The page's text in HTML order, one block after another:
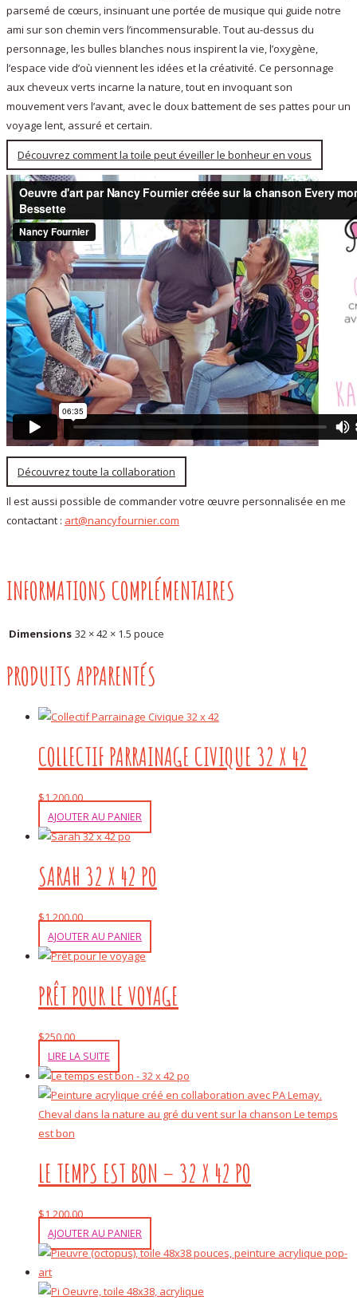
parsemé de cœurs, insinuant une portée de musique qui guide notre
ami sur son chemin vers l’incommensurable. Tout au-dessus du
personnage, les bulles blanches nous inspirent la vie, l’oxygène,
l’espace vide d’où viennent les idées et la créativité. Ce personnage
aux cheveux verts incarne la nature, tout en invoquant son
mouvement vers l’avant, avec le doux battement de ses pattes pour un
voyage lent, assuré et certain.
Découvrez comment la toile peut éveiller le bonheur en vous
Découvrez toute la collaboration
Il est aussi possible de commander votre œuvre personnalisée en me
contactant : art@nancyfournier.com
INFORMATIONS COMPLÉMENTAIRES
Dimensions 32 × 42 × 1.5 pouce
PRODUITS APPARENTÉS
COLLECTIF PARRAINAGE CIVIQUE 32 X 42
$1,200.00
AJOUTER AU PANIER
SARAH 32 X 42 PO
$1,200.00
AJOUTER AU PANIER
PRÊT POUR LE VOYAGE
$250.00
LIRE LA SUITE
LE TEMPS EST BON – 32 X 42 PO
$1,200.00
AJOUTER AU PANIER